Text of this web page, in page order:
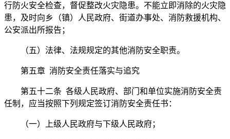
行防火安全检查，督促整改火灾隐患。不能立即消除的火灾隐
患，及时向乡（镇）人民政府、街道办事处、消防救援机构、
公安派出所报告；
（五）法律、法规规定的其他消防安全职责。
第五章 消防安全责任落实与追究
第五十二条 各级人民政府、部门和单位实施消防安全责
任制，应当按照下列规定签订消防安全责任书：
（一）上级人民政府与下级人民政府；